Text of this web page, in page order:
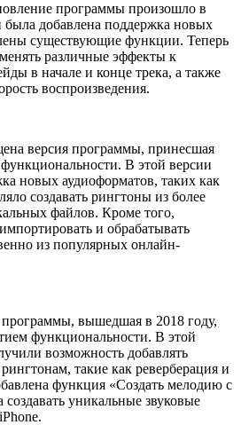
программы произошло в
была добавлена поддержка новых
существующие функции. Теперь
различные эффекты к
в начале и конце трека, а также
воспроизведения.
версия программы, принесшая
В этой версии
новых аудиоформатов, таких как
создавать рингтоны из более
файлов. Кроме того,
и обрабатывать
из популярных онлайн-
программы, вышедшая в 2018 году,
функциональности. В этой
возможность добавлять
такие как реверберация и
функция «Создать мелодию с
создавать уникальные звуковые